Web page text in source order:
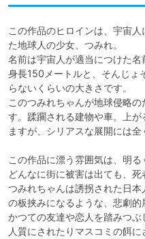
この作品のヒロインは、宇宙
た地球人の少女、つみれ。
名前は宇宙人が適当につけた名
身長150メートルと、そんじょ
らないくらいの大きさです。
このつみれちゃんが地球侵略
す。蹂躙される建物や車。上
ますが、シリアスな展開には全
この作品に漂う雰囲気は、明る
どんなに街に被害は出ても、死
つみれちゃんは誘拐された日
の板挟みになるような、悲劇的
かつての友達や恋人を踏みつ
人質にされたりマスコミの餌